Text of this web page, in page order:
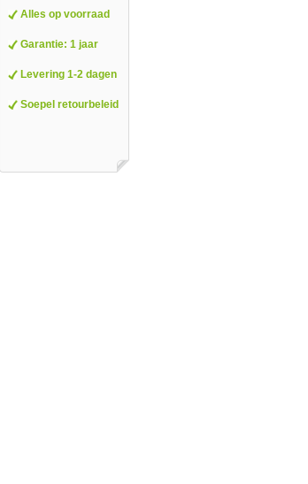
Alles op voorraad
Garantie: 1 jaar
Levering 1-2 dagen
Soepel retourbeleid